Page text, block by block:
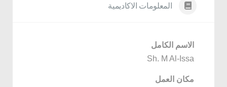
المعلومات الاكاديمية
الاسم الكامل
Sh. M Al-Issa
مكان العمل